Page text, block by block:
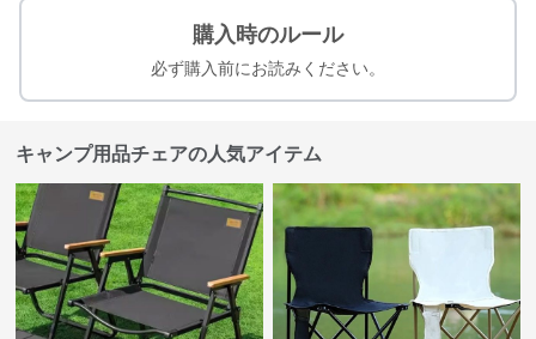
購入時のルール
必ず購入前にお読みください。
キャンプ用品チェアの人気アイテム